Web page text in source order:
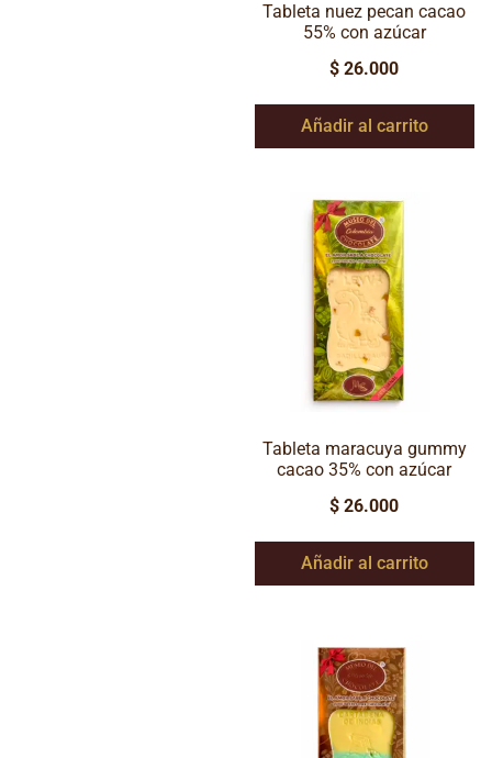
Tableta nuez pecan cacao
55% con azúcar
$ 26.000
Añadir al carrito
Tableta maracuya gummy
cacao 35% con azúcar
$ 26.000
Añadir al carrito